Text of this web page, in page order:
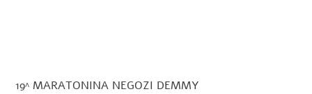
19^ MARATONINA NEGOZI DEMMY